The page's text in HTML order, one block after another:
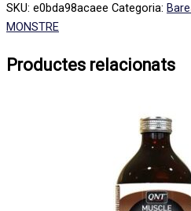
SKU: e0bda98acaee Categoria:
MONSTRE
Productes relacionats